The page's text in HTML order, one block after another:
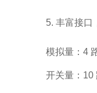
5. 丰富接口
模拟量：4
开关量：10